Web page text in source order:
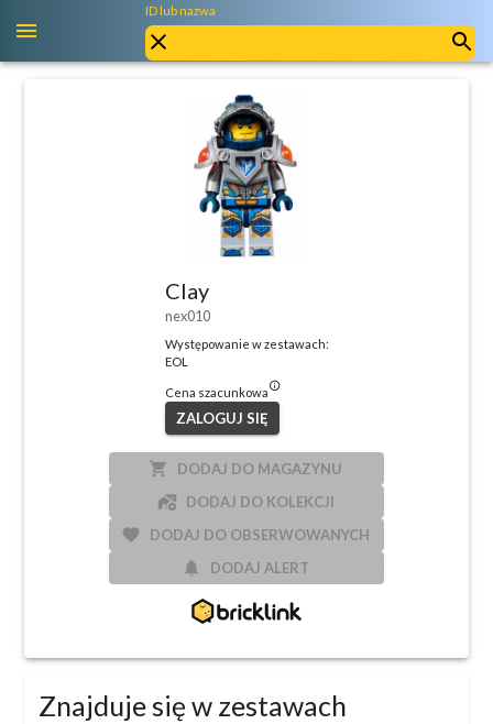
ID lub nazwa
Clay
nex010
Występowanie w zestawach:
EOL
Cena szacunkowainfo_outlined
ZALOGUJ SIĘ
local_grocery_store DODAJ DO MAGAZYNU
add_home_work DODAJ DO KOLEKCJI
favorite DODAJ DO OBSERWOWANYCH
notifications DODAJ ALERT
Znajduje się w zestawach